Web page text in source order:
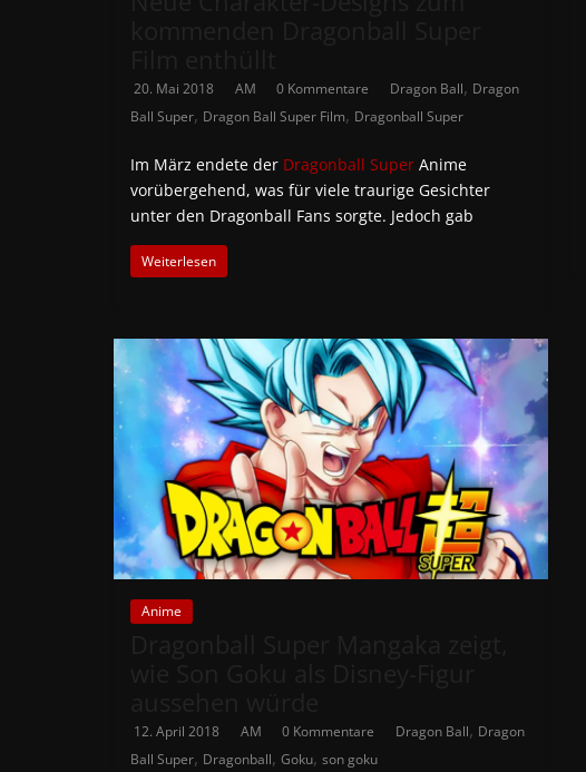
20. Mai 2018 AM 0 Kommentare Dragon Ball, Dragon
Ball Super, Dragon Ball Super Film, Dragonball Super
Im März endete der Dragonball Super Anime
vorübergehend, was für viele traurige Gesichter
unter den Dragonball Fans sorgte. Jedoch gab
Weiterlesen
Anime
12. April 2018 AM 0 Kommentare Dragon Ball, Dragon
Ball Super, Dragonball, Goku, son goku